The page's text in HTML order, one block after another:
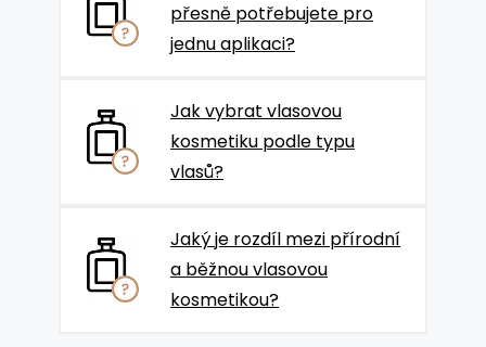
přesně potřebujete pro
jednu aplikaci?
Jak vybrat vlasovou
kosmetiku podle typu
vlasů?
Jaký je rozdíl mezi přírodní
a běžnou vlasovou
kosmetikou?